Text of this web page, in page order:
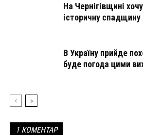
На Чернігівщині
історичну спадщину
В Україну прийде
буде погода цими
1 КОМЕНТАР